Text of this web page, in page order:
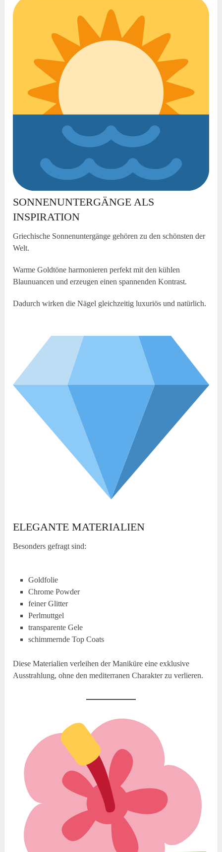
SONNENUNTERGÄNGE ALS
INSPIRATION
Griechische Sonnenuntergänge gehören zu den schönsten der
Welt.
Warme Goldtöne harmonieren perfekt mit den kühlen
Blaunuancen und erzeugen einen spannenden Kontrast.
Dadurch wirken die Nägel gleichzeitig luxuriös und natürlich.
ELEGANTE MATERIALIEN
Besonders gefragt sind:
Goldfolie
Chrome Powder
feiner Glitter
Perlmuttgel
transparente Gele
schimmernde Top Coats
Diese Materialien verleihen der Maniküre eine exklusive
Ausstrahlung, ohne den mediterranen Charakter zu verlieren.